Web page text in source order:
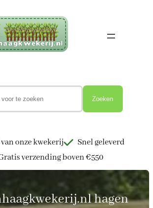
Zoeken
onze kwekerij
Snel geleverd
verzending boven €550
hagen